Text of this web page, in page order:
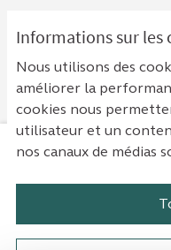
Informations sur les
Nous utilisons des
améliorer la
cookies nous
utilisateur et un
nos canaux de médias
0
Mentions